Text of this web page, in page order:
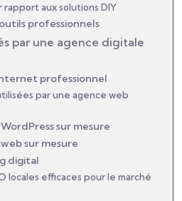
rapport aux solutions DIY
professionnels
par une agence digitale
professionnel
par une agence web
sur mesure
sur mesure
digital
locales efficaces pour le marché